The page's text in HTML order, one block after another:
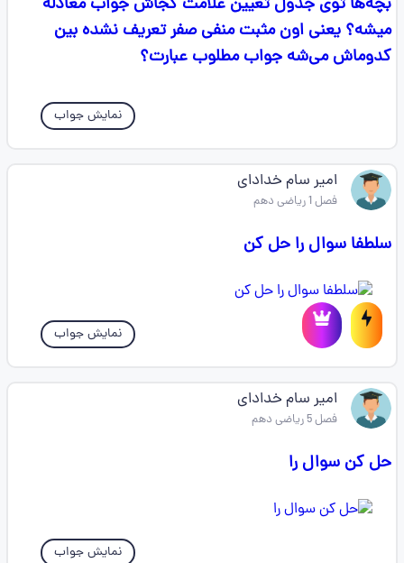
میشه؟ یعنی اون مثبت منفی صفر تعریف نشده بین
کدوماش می‌شه جواب مطلوب عبارت؟
نمایش جواب
امیر سام خدادای
فصل 1 ریاضی دهم
سلطفا سوال را حل کن
نمایش جواب
امیر سام خدادای
فصل 5 ریاضی دهم
حل کن سوال را
نمایش جواب